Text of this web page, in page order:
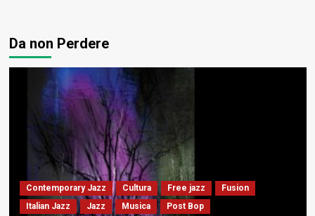
Da non Perdere
Contemporary Jazz Cultura Free jazz
Fusion
Italian Jazz
Jazz Musica
Post Bop